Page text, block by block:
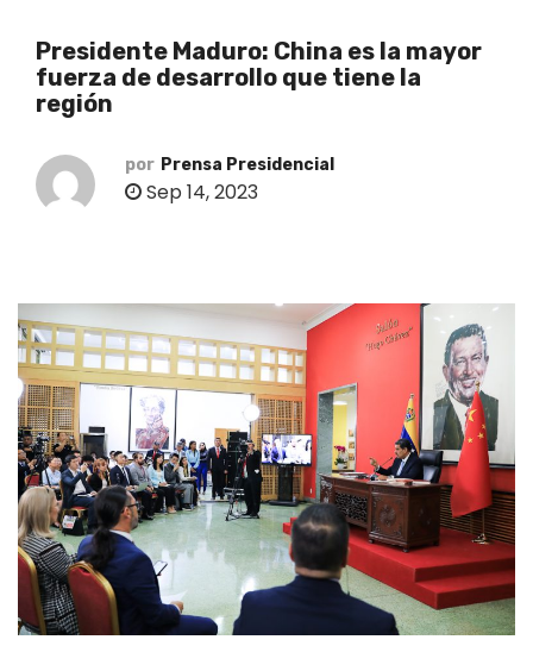
Presidente Maduro: China es la mayor
fuerza de desarrollo que tiene la
región
por Prensa Presidencial
Sep 14, 2023